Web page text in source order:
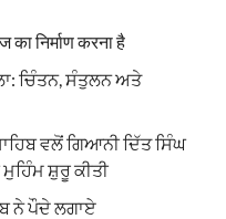
निर्माण करना है
ਚਿੰਤਨ, ਸੰਤੁਲਨ ਅਤੇ
ਵਲੋਂ ਗਿਆਨੀ ਦਿੱਤ ਸਿੰਘ
ਸ਼ੁਰੂ ਕੀਤੀ
ਨੇ ਪੌਦੇ ਲਗਾਏ